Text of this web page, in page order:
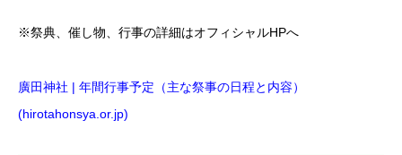
※祭典、催し物、行事の詳細はオフィシャルHPへ
廣田神社 | 年間行事予定（主な祭事の日程と内容）
(hirotahonsya.or.jp)